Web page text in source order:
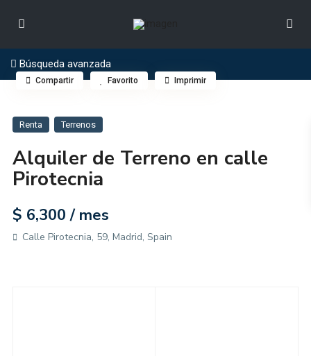
Búsqueda avanzada
Renta Terrenos
Alquiler de Terreno en calle
Pirotecnia
$ 6,300/ mes
Calle Pirotecnia, 59, Madrid, Spain
Compartir Favorito Imprimir